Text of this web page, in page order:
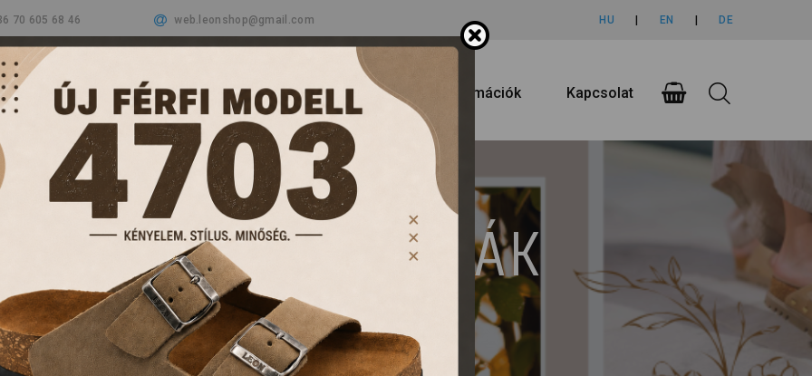
70 605 68 46 web.leonshop@gmail.com HU EN DE
Cégünkről Termékeink Aktualitások Vásárlási információk Kapcsolat
ÉS KLUMPÁK